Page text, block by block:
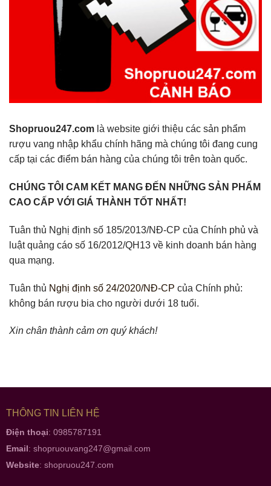
Shopruou247.com là website giới thiệu các sản phẩm
rượu vang nhập khẩu chính hãng mà chúng tôi đang cung
cấp tại các điểm bán hàng của chúng tôi trên toàn quốc.
CHÚNG TÔI CAM KẾT MANG ĐẾN NHỮNG SẢN PHẨM
CAO CẤP VỚI GIÁ THÀNH TỐT NHẤT!
Tuân thủ Nghị định số 185/2013/NĐ-CP của Chính phủ và
luật quảng cáo số 16/2012/QH13 về kinh doanh bán hàng
qua mạng.
Tuân thủ Nghị định số 24/2020/NĐ-CP của Chính phủ:
không bán rượu bia cho người dưới 18 tuổi.
Xin chân thành cảm ơn quý khách!
THÔNG TIN LIÊN HỆ
Điện thoại: 0985787191
Email: shopruouvang247@gmail.com
Website: shopruou247.com